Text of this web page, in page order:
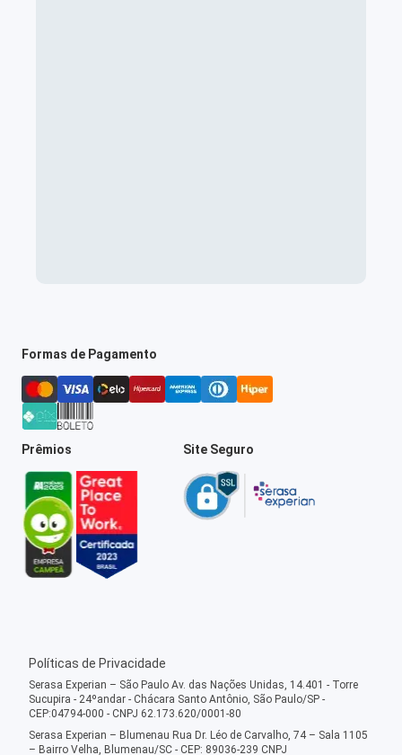
Formas de Pagamento
Prêmios Site Seguro
Políticas de Privacidade
Serasa Experian – São Paulo Av. das Nações Unidas, 14.401 - Torre
Sucupira - 24ºandar - Chácara Santo Antônio, São Paulo/SP -
CEP:04794-000 - CNPJ 62.173.620/0001-80
Serasa Experian – Blumenau Rua Dr. Léo de Carvalho, 74 – Sala 1105
– Bairro Velha, Blumenau/SC - CEP: 89036-239 CNPJ